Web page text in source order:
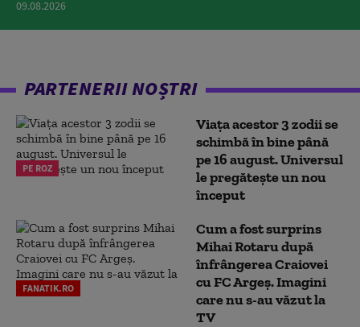
09.08.2026
PARTENERII NOȘTRI
PE ROZ
Viața acestor 3 zodii se
schimbă în bine până
pe 16 august. Universul
le pregătește un nou
început
FANATIK.RO
Cum a fost surprins
Mihai Rotaru după
înfrângerea Craiovei
cu FC Argeș. Imagini
care nu s-au văzut la
TV